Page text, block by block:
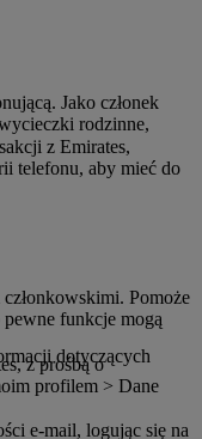
Jako członek
rodzinne,
z Emirates,
telefonu, aby mieć do
dotyczących
Pomoże
funkcje mogą
z prośbą o
profilem > Dane
e-mail, logując się na